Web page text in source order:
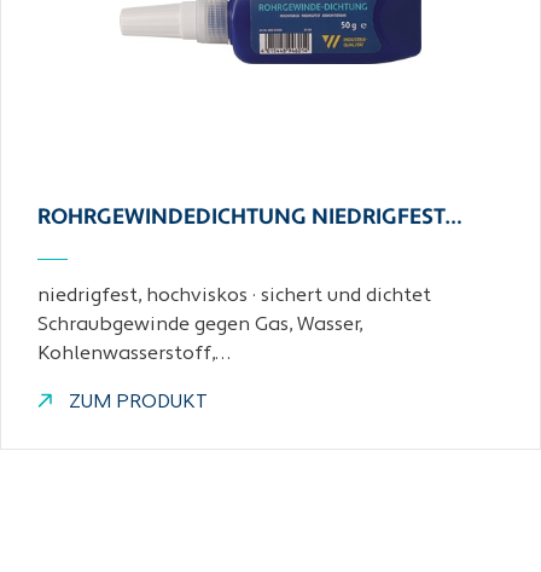
ROHRGEWINDEDICHTUNG NIEDRIGFEST…
niedrigfest, hochviskos · sichert und dichtet
Schraubgewinde gegen Gas, Wasser,
Kohlenwasserstoff,…
ZUM PRODUKT